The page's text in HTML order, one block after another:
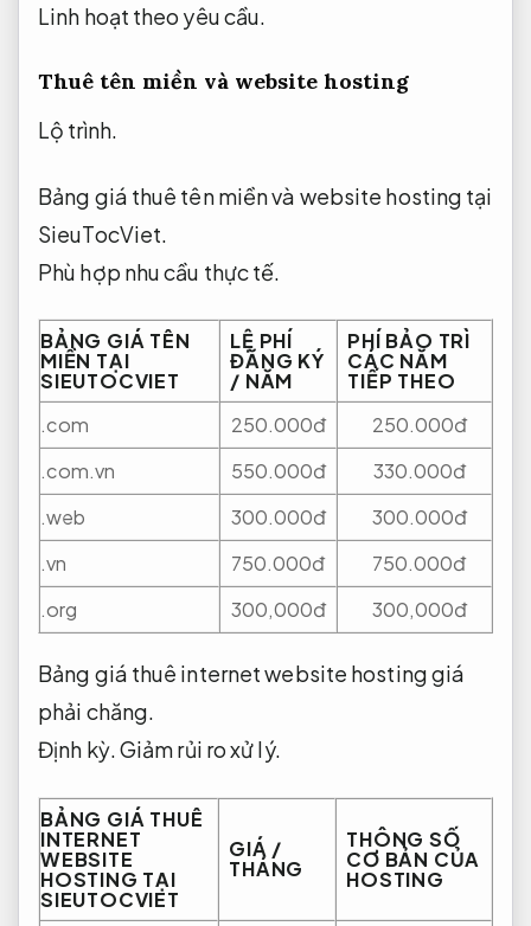
Linh hoạt theo yêu cầu.
Thuê tên miền và website hosting
Lộ trình.
Bảng giá thuê tên miền và website hosting tại
SieuTocViet.
Phù hợp nhu cầu thực tế.
BẢNG GIÁ TÊN
MIỀN TẠI
SIEUTOCVIET
LỆ PHÍ
ĐĂNG KÝ
/ NĂM
PHÍ BẢO TRÌ
CÁC NĂM
TIẾP THEO
.com
250.000đ
250.000đ
.com.vn
550.000đ
330.000đ
.web
300.000đ
300.000đ
.vn
750.000đ
750.000đ
.org
300,000đ 300,000đ
Bảng giá thuê internet website hosting giá
phải chăng.
Định kỳ.Giảm rủi ro xử lý.
BẢNG GIÁ THUÊ
INTERNET
WEBSITE
HOSTING TẠI
SIEUTOCVIET
GIÁ /
THÁNG
THÔNG SỐ
CƠ BẢN CỦA
HOSTING